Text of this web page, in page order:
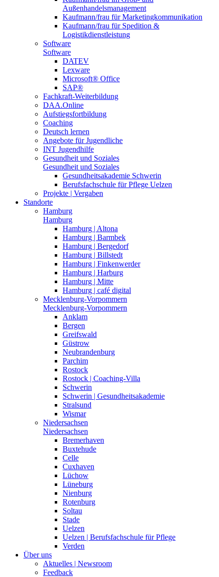
Außenhandelsmanagement
Kaufmann/frau für Marketingkommunikation
Kaufmann/frau für Spedition &
Logistikdienstleistung
Software
Software
DATEV
Lexware
Microsoft® Office
SAP®
Fachkraft-Weiterbildung
DAA.Online
Aufstiegsfortbildung
Coaching
Deutsch lernen
Angebote für Jugendliche
INT Jugendhilfe
Gesundheit und Soziales
Gesundheit und Soziales
Gesundheitsakademie Schwerin
Berufsfachschule für Pflege Uelzen
Projekte | Vergaben
Standorte
Hamburg
Hamburg
Hamburg | Altona
Hamburg | Barmbek
Hamburg | Bergedorf
Hamburg | Billstedt
Hamburg | Finkenwerder
Hamburg | Harburg
Hamburg | Mitte
Hamburg | café digital
Mecklenburg-Vorpommern
Mecklenburg-Vorpommern
Anklam
Bergen
Greifswald
Güstrow
Neubrandenburg
Parchim
Rostock
Rostock | Coaching-Villa
Schwerin
Schwerin | Gesundheitsakademie
Stralsund
Wismar
Niedersachsen
Niedersachsen
Bremerhaven
Buxtehude
Celle
Cuxhaven
Lüchow
Lüneburg
Nienburg
Rotenburg
Soltau
Stade
Uelzen
Uelzen | Berufsfachschule für Pflege
Verden
Über uns
Aktuelles | Newsroom
Feedback